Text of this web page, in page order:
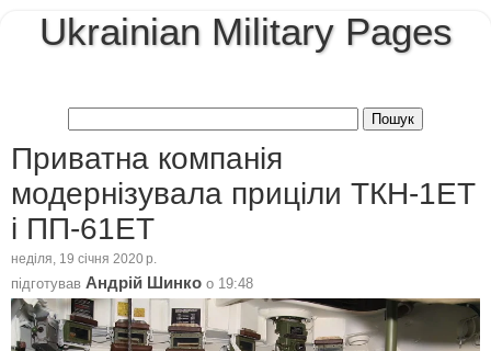
Ukrainian Military Pages
Приватна компанія
модернізувала приціли ТКН-1ЕТ
і ПП-61ЕТ
неділя, 19 січня 2020 р.
підготував Андрій Шинко о 19:48